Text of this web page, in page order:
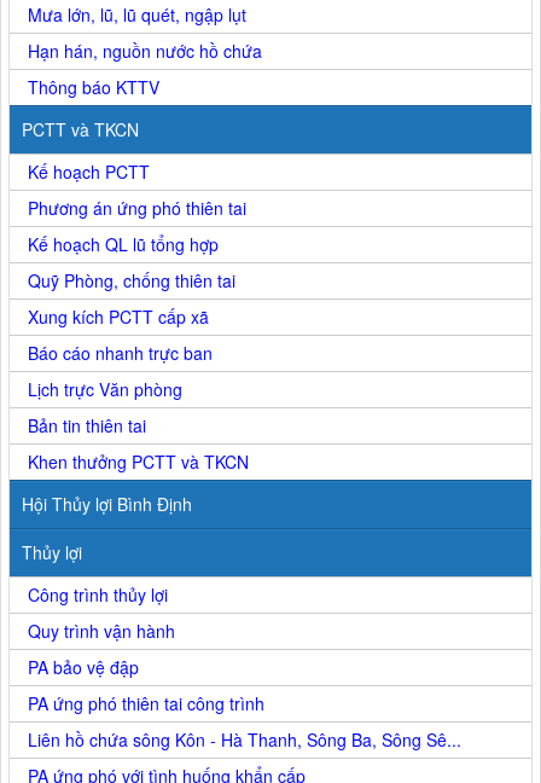
Mưa lớn, lũ, lũ quét, ngập lụt
Hạn hán, nguồn nước hồ chứa
Thông báo KTTV
PCTT và TKCN
Kế hoạch PCTT
Phương án ứng phó thiên tai
Kế hoạch QL lũ tổng hợp
Quỹ Phòng, chống thiên tai
Xung kích PCTT cấp xã
Báo cáo nhanh trực ban
Lịch trực Văn phòng
Bản tin thiên tai
Khen thưởng PCTT và TKCN
Hội Thủy lợi Bình Định
Thủy lợi
Công trình thủy lợi
Quy trình vận hành
PA bảo vệ đập
PA ứng phó thiên tai công trình
Liên hồ chứa sông Kôn - Hà Thanh, Sông Ba, Sông Sê...
PA ứng phó với tình huống khẩn cấp